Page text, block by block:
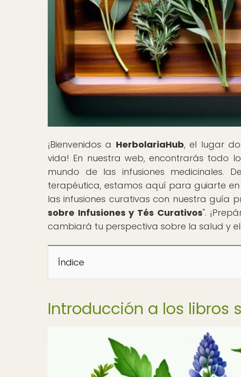
¡Bienvenidos a HerbolariaHub, el lugar
vida! En nuestra web, encontrarás todo
mundo de las infusiones medicinales.
terapéutica, estamos aquí para guiarte
las infusiones curativas con nuestra guía
sobre Infusiones y Tés Curativos".
cambiará tu perspectiva sobre la salud y
Índice
Introducción a los libros